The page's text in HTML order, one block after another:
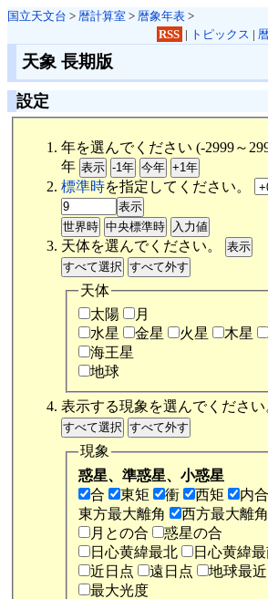
国立天文台 > 暦計算室 > 暦象年表 >
RSS | トピックス |
天象 長期版
設定
年を選んでください (-2999～
年
標準時を指定してください。
天体を選んでください。
天体
太陽
月
水星
金星 火星 木星
海王星
地球
表示する現象を選んでください
現象
惑星、準惑星、小惑星
合
東矩 衝 西矩 内合
東方最大離角
西方最大離角
月との合
惑星の合
日心黄緯最北
日心黄緯
近日点
遠日点 地球最近
最大光度